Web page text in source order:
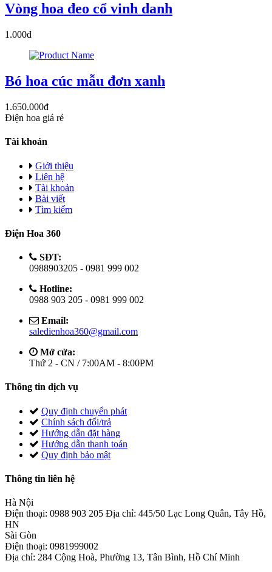
Vòng hoa đeo cổ vinh danh
1.000đ
Bó hoa cúc mẫu đơn xanh
1.650.000đ
Điện hoa giá rẻ
Tài khoản
Giới thiệu
Liên hệ
Tài khoản
Bài viết
Tìm kiếm
Điện Hoa 360
SĐT:
0988903205 - 0981 999 002
Hotline:
0988 903 205 - 0981 999 002
Email:
saledienhoa360@gmail.com
Mở cửa:
Thứ 2 - CN / 7:00AM - 8:00PM
Thông tin dịch vụ
Quy định chuyển phát
Chính sách đổi/trả
Hướng dẫn đặt hàng
Hướng dẫn thanh toán
Quy định bảo mật
Thông tin liên hệ
Hà Nội
Điện thoại: 0988 903 205 Địa chỉ: 445/50 Lạc Long Quân, Tây Hồ,
HN
Sài Gòn
Điện thoại: 0981999002
Địa chỉ: 284 Cộng Hoà, Phường 13, Tân Bình, Hồ Chí Minh